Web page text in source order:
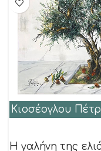
Κιοσέογλου
Η γαλήνη της